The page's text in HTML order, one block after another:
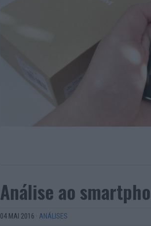
Análise ao
04 MAI 2016 · ANÁLISES